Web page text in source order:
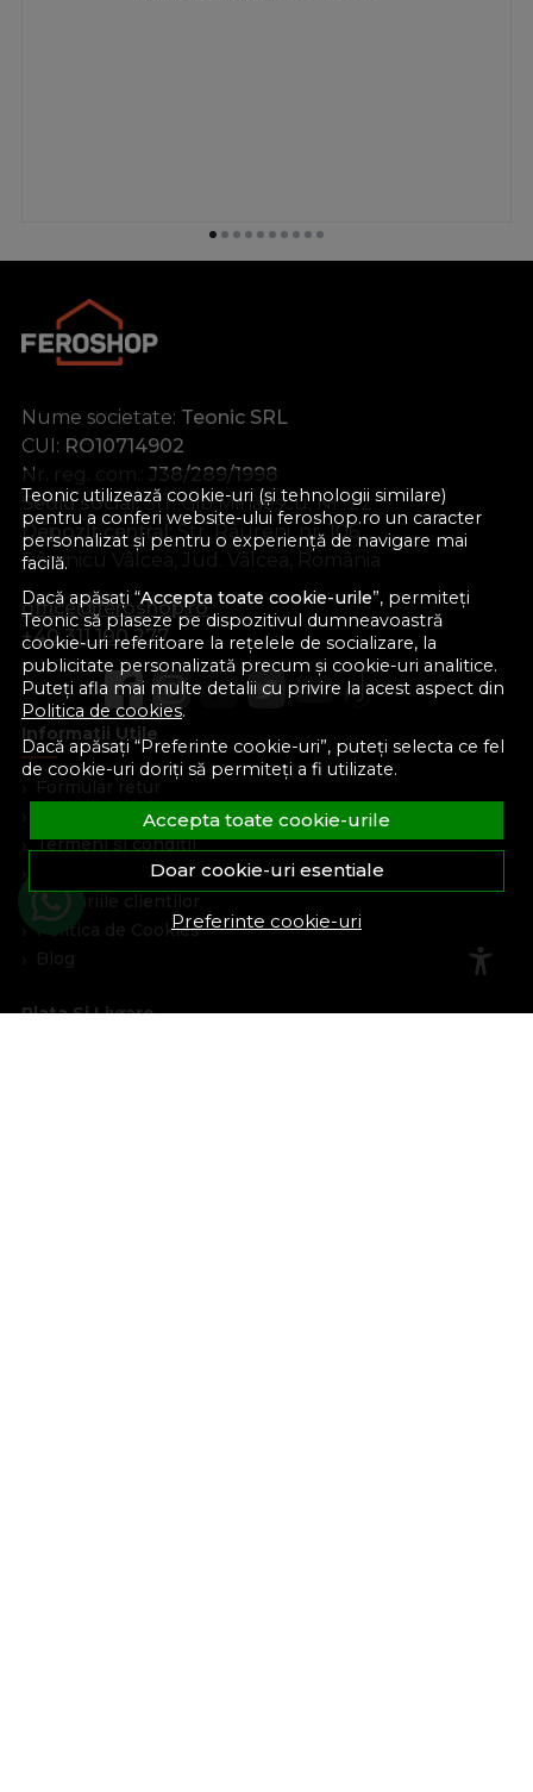
Teonic utilizează cookie-uri (și tehnologii similare)
pentru a conferi website-ului feroshop.ro un caracter
personalizat și pentru o experiență de navigare mai
facilă.
Dacă apăsați “Accepta toate cookie-urile”, permiteți
Teonic să plaseze pe dispozitivul dumneavoastră
cookie-uri referitoare la rețelele de socializare, la
publicitate personalizată precum și cookie-uri analitice.
Puteți afla mai multe detalii cu privire la acest aspect din
Politica de cookies.
Dacă apăsați “Preferinte cookie-uri”, puteți selecta ce fel
de cookie-uri doriți să permiteți a fi utilizate.
Accepta toate cookie-urile
Doar cookie-uri esentiale
Preferinte cookie-uri
Nume societate: Teonic SRL
CUI: RO10714902
Nr. reg. com.: J38/289/1998
Sediu social:Str. Gib Mihăescu, Nr. 22
Depozit central:Str. Râureni, nr. 106
Râmnicu Vâlcea, Jud. Vâlcea, România
office@feroshop.ro
+40 311 100 277
Informatii Utile
Formular retur
Termeni si conditii
Confidentialitate
Marturiile clientilor
Politica de Cookies
Blog
Plata Si Livrare